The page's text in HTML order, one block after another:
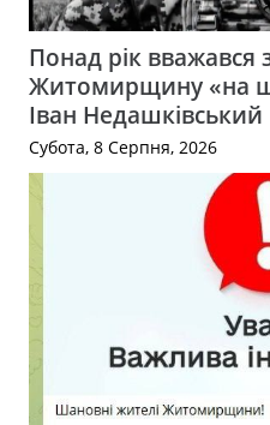
Понад рік вважався
Житомирщину «на
Іван Недашківський
Субота, 8 Серпня, 2026